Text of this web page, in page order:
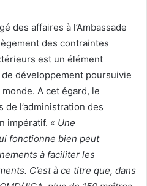
des affaires à l’Ambassade
des contraintes
est un élément
développement poursuivie
A cet égard, le
l’administration des
impératif. « Une
fonctionne bien peut
à faciliter les
C’est à ce titre que, dans